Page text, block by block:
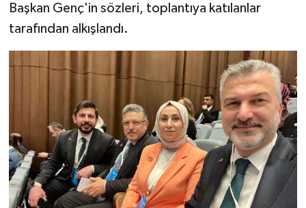
Başkan Genç'in sözleri, toplantıya katılanlar
tarafından alkışlandı.